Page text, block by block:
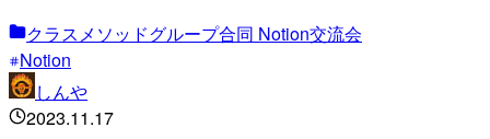
クラスメソッドグループ合同 Notion交流会
Notion
しんや
2023.11.17